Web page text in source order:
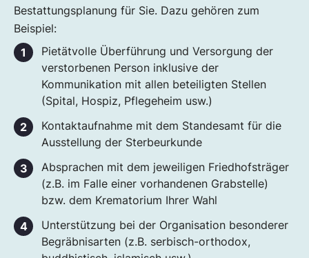
Bestattungsplanung für Sie. Dazu gehören zum
Beispiel:
Pietätvolle Überführung und Versorgung der
verstorbenen Person inklusive der
Kommunikation mit allen beteiligten Stellen
(Spital, Hospiz, Pflegeheim usw.)
Kontaktaufnahme mit dem Standesamt für die
Ausstellung der Sterbeurkunde
Absprachen mit dem jeweiligen Friedhofsträger
(z.B. im Falle einer vorhandenen Grabstelle)
bzw. dem Krematorium Ihrer Wahl
Unterstützung bei der Organisation besonderer
Begräbnisarten (z.B. serbisch-orthodox,